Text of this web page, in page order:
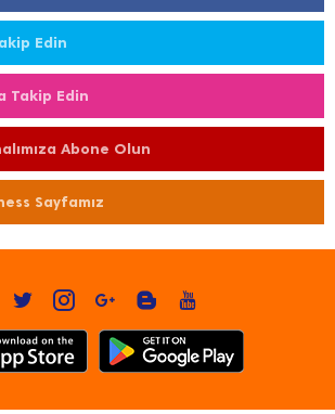
Edin
Takip Edin
Abone Olun
Sayfamız